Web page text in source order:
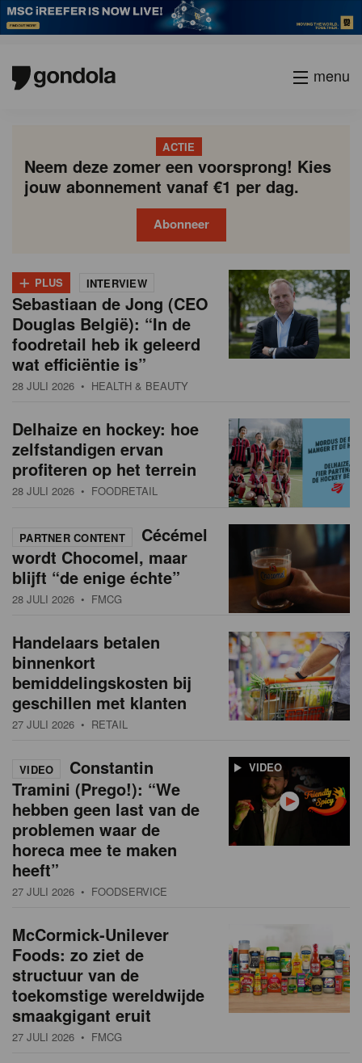
menu
ACTIE
Neem deze zomer een voorsprong! Kies
jouw abonnement vanaf €1 per dag.
Abonneer
N
e
u
w
s
o
v
c
h
+ PLUS INTERVIEW
Sebastiaan de Jong (CEO
Douglas België): “In de
foodretail heb ik geleerd
wat efficiëntie is”
28 JULI 2026 • HEALTH & BEAUTY
Delhaize en hockey: hoe
zelfstandigen ervan
profiteren op het terrein
28 JULI 2026 • FOODRETAIL
PARTNER CONTENT
Cécémel
wordt Chocomel, maar
blijft “de enige échte”
28 JULI 2026 • FMCG
Handelaars betalen
binnenkort
bemiddelingskosten bij
geschillen met klanten
27 JULI 2026 • RETAIL
VIDEO
VIDEO
Constantin
Tramini (Prego!): “We
hebben geen last van de
problemen waar de
horeca mee te maken
heeft”
27 JULI 2026 • FOODSERVICE
McCormick-Unilever
Foods: zo ziet de
structuur van de
toekomstige wereldwijde
smaakgigant eruit
27 JULI 2026 • FMCG
P
a
g
i
n
a
i
o
n
Vorige
Page
Page
Current
page
Page
Page
Page
Page
Page
Page
Volgende
academy
society